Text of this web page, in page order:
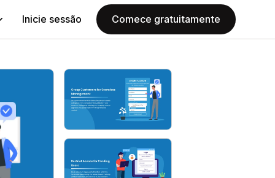
Inicie sessão Comece gratuitamente